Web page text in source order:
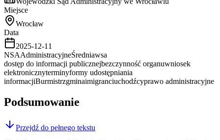
Miejsce
Wrocław
Data
2025-12-11
NSAAdministracyjneŚredniawsa
dostęp do informacji publicznejbezczynność organuwniosek
elektronicznyterminyformy udostępniania
informacjiBurmistrzgminaimigranciuchodźcyprawo administracyjne
Podsumowanie
Przejdź do pełnego tekstu